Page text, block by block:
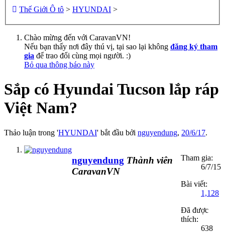
Thế Giới Ô tô > HYUNDAI >
Chào mừng đến với CaravanVN!
Nếu bạn thấy nơi đây thú vị, tại sao lại không đăng ký tham
gia để trao đổi cùng mọi người. :)
Bỏ qua thông báo này
Sắp có Hyundai Tucson lắp ráp
Việt Nam?
Thảo luận trong 'HYUNDAI' bắt đầu bởi nguyendung, 20/6/17.
nguyendung Thành viên
CaravanVN
Tham gia:
6/7/15
Bài viết:
1,128
Đã được
thích:
638